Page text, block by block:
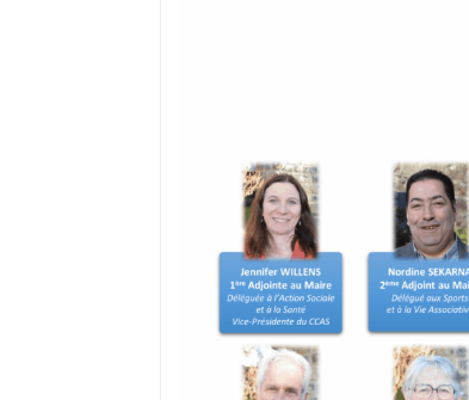
Tous aux urnes !!! Chaque
automatiquement inscrit sur
où il réside s’il a,
recensement citoyen dès
peut ne pas être prise en
ou encore d’un
Dans ce cas, il convient de
électorales auprès de sa